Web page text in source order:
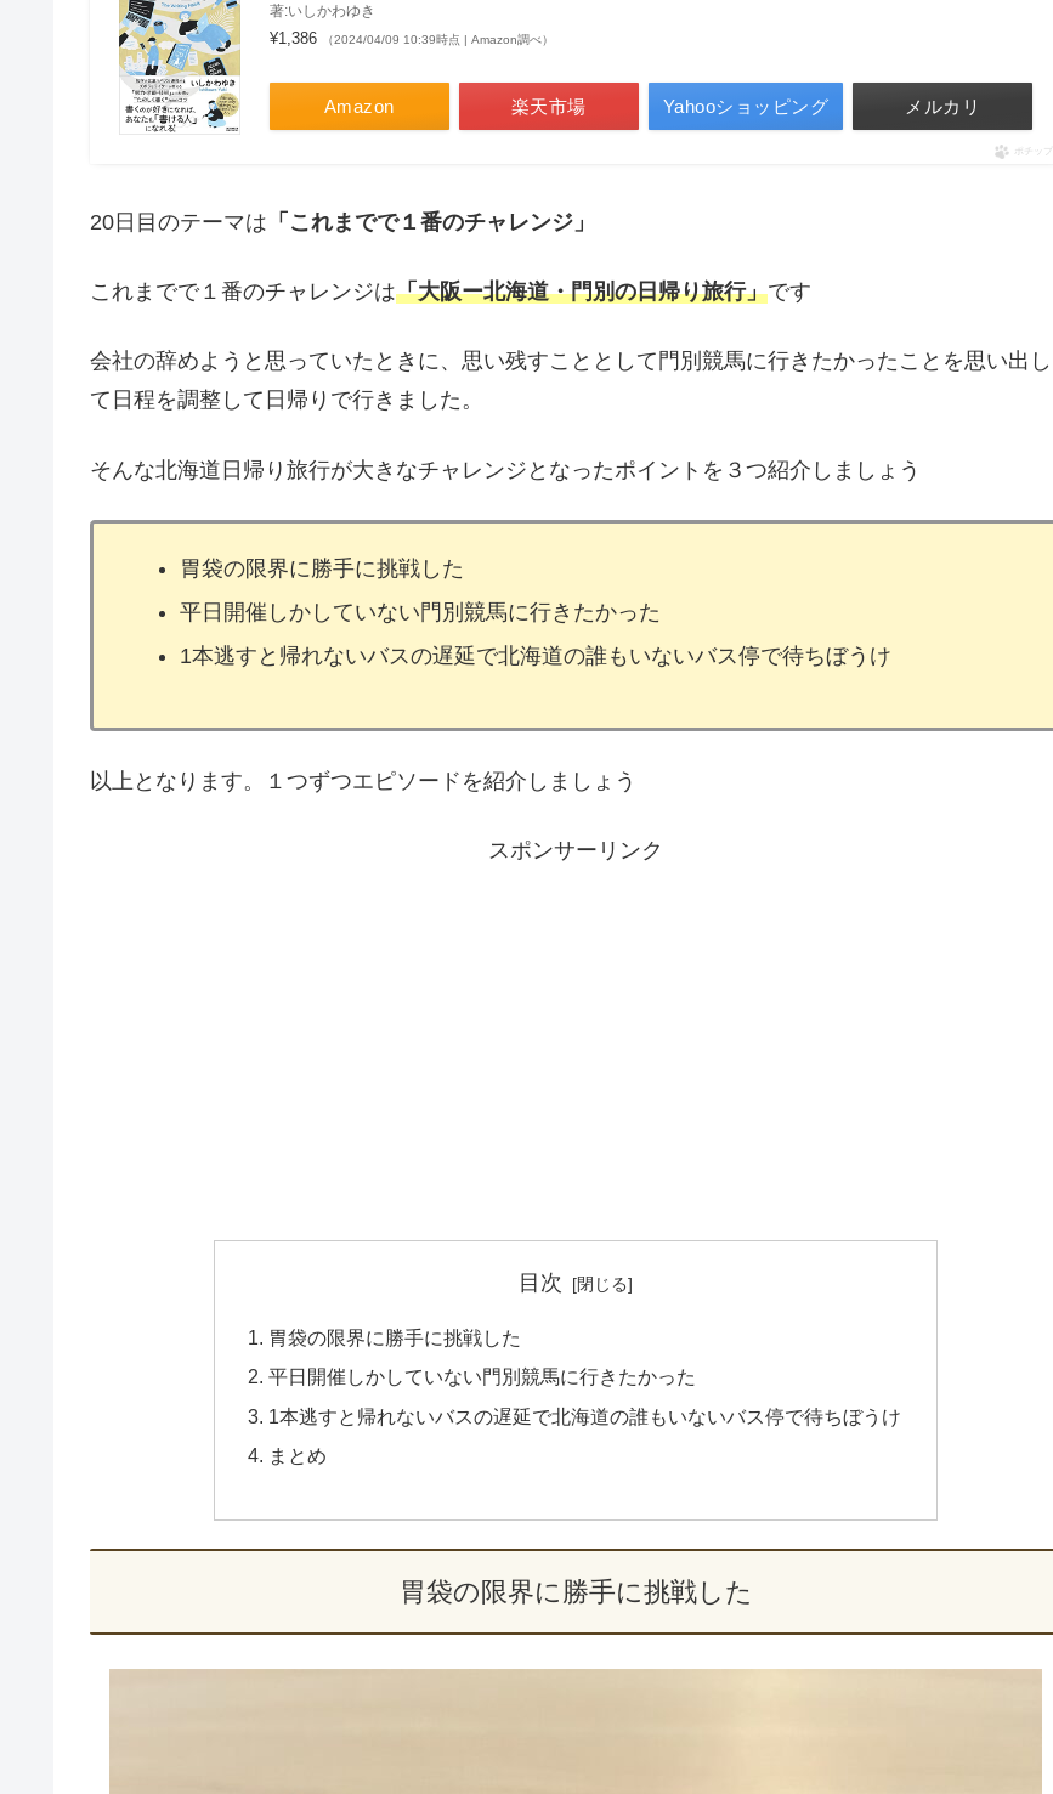
著:いしかわゆき
¥1,386 （2024/04/09 10:39時点 | Amazon調べ）
Amazon 楽天市場 Yahooショッピング メルカリ
ポチップ
20日目のテーマは 「これまでで１番のチャレンジ」
これまでで１番のチャレンジは「大阪ー北海道・門別の日帰り旅行」です
会社の辞めようと思っていたときに、思い残すこととして門別競馬に行きたかったことを思い出し
て日程を調整して日帰りで行きました。
そんな北海道日帰り旅行が大きなチャレンジとなったポイントを３つ紹介しましょう
胃袋の限界に勝手に挑戦した
平日開催しかしていない門別競馬に行きたかった
1本逃すと帰れないバスの遅延で北海道の誰もいないバス停で待ちぼうけ
以上となります。１つずつエピソードを紹介しましょう
スポンサーリンク
目次
胃袋の限界に勝手に挑戦した
平日開催しかしていない門別競馬に行きたかった
1本逃すと帰れないバスの遅延で北海道の誰もいないバス停で待ちぼうけ
まとめ
胃袋の限界に勝手に挑戦した